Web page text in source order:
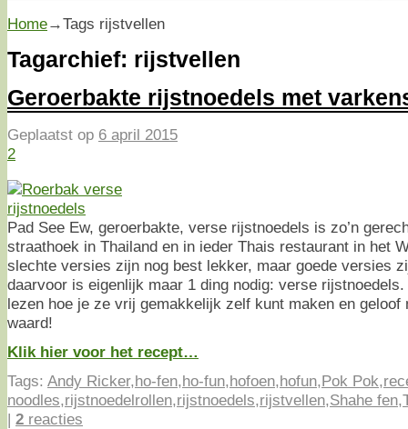
Home→Tags rijstvellen
Tagarchief: rijstvellen
Geroerbakte rijstnoedels met
Geplaatst op 6 april 2015
2
Pad See Ew, geroerbakte, verse rijstnoedels is zo’n
straathoek in Thailand en in ieder Thais restaurant in het
slechte versies zijn nog best lekker, maar goede versies
daarvoor is eigenlijk maar 1 ding nodig: verse
lezen hoe je ze vrij gemakkelijk zelf kunt maken en geloof
waard!
Klik hier voor het recept…
Tags: Andy Ricker,ho-fen,ho-fun,hofoen,hofun,Pok Pok,
noodles,rijstnoedelrollen,rijstnoedels,rijstvellen,Shahe fen,
| 2 reacties